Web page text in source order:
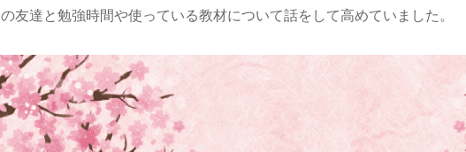
の友達と勉強時間や使っている教材について話をして高めていました。